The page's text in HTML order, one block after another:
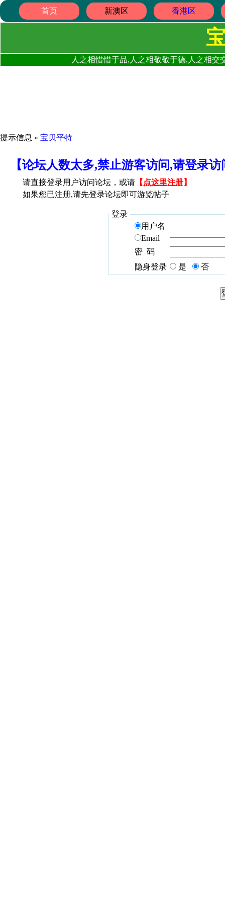
首页 新澳区 香港区
人之相惜惜于品,人之相敬敬于德,人之相
提示信息 » 宝贝平特
【论坛人数太多,禁止游客访问,请登录
请直接登录用户访问论坛，或请 【 点这里注册】
如果您已注册,请先登录论坛即可游览帖子
登录
用户名
Email
密 码
隐身登录
是 否